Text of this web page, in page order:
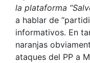
la plataforma
a hablar de
informativos. En
naranjas
ataques del PP a